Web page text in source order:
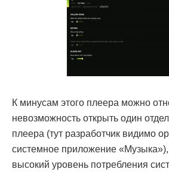
К минусам этого плеера можно
невозможность открыть один
плеера (тут разработчик видимо
системное приложение
высокий уровень потребления